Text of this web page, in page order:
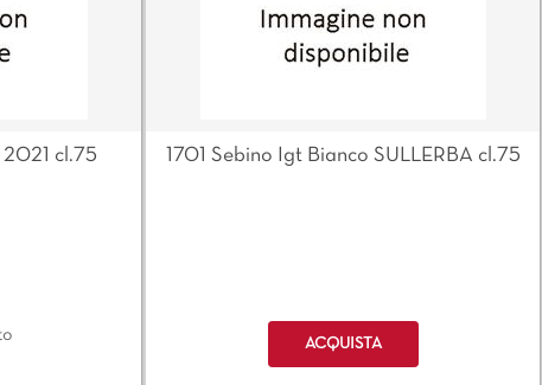
2021 cl.75 1701 Sebino Igt Bianco SULLERBA cl.75
Quantità
ACQUISTA